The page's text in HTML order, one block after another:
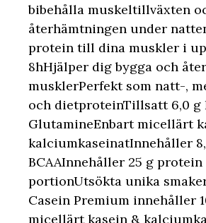
bibehålla muskeltillväxten
återhämtningen under
protein till dina muskler i
8hHjälper dig bygga och
musklerPerfekt som natt-,
och dietproteinTillsatt 6,0 g
GlutamineEnbart micellärt
kalciumkaseinatInnehåller
BCAAInnehåller 25 g protein
portionUtsökta unika
Casein Premium innehåller
micellärt kasein &